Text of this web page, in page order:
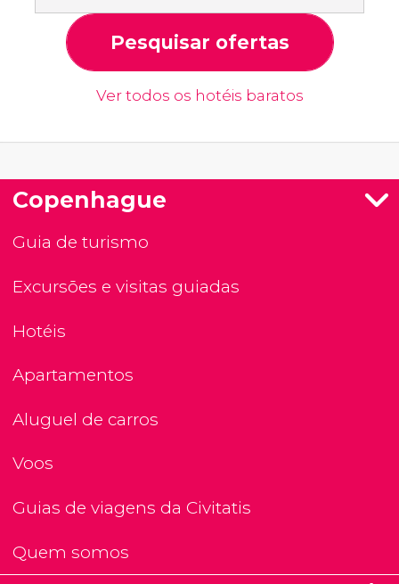
Pesquisar ofertas
Ver todos os hotéis baratos
Copenhague
Guia de turismo
Excursões e visitas guiadas
Hotéis
Apartamentos
Aluguel de carros
Voos
Guias de viagens da Civitatis
Quem somos